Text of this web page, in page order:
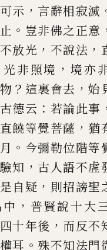
示 ， 言辭相寂滅
。 豈非佛之正意
放光 ， 不說法 ，
光非照境 ， 境亦
物 ？ 這裏會去 ，始
古德云 ： 若論此事
直饒等覺菩薩 ，猶
。 今彌勒位階等
知 ， 古人語不虗
自疑 ， 則招謗聖
， 普賢說十大
十年後 ， 而反不
耳 。 殊不知法門